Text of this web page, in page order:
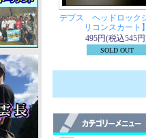
デプス ヘッドロック
リコンスカート
495円(税込545
SOLD OUT